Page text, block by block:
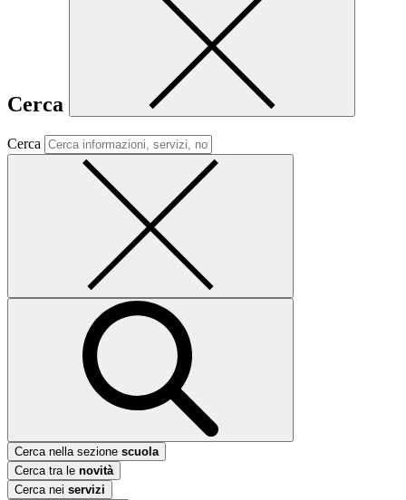
Cerca
Cerca
Cerca nella sezione scuola
Cerca tra le novità
Cerca nei servizi